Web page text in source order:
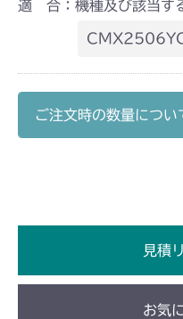
適 合：機種及び該当す
ご注文時の数量につい
見積
お気